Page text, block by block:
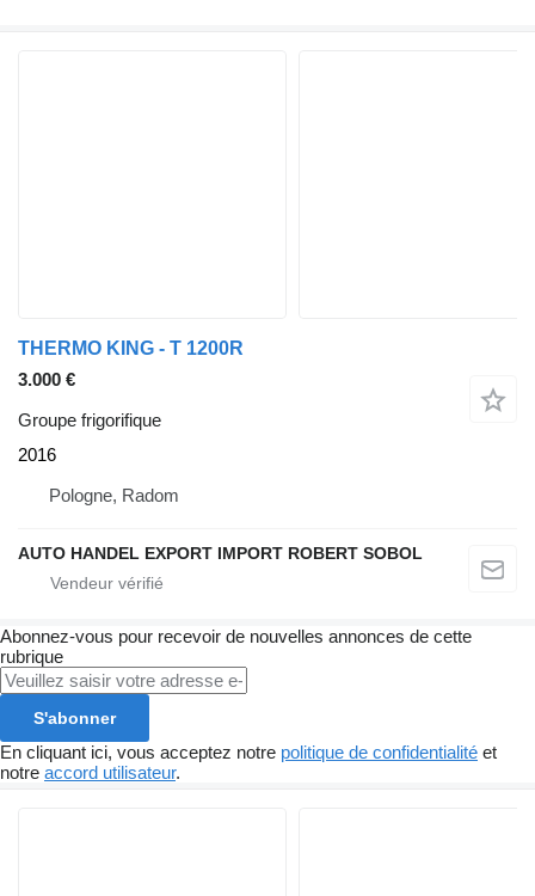
THERMO KING - T 1200R
3.000 €
Groupe frigorifique
2016
Pologne, Radom
AUTO HANDEL EXPORT IMPORT ROBERT SOBOL
Abonnez-vous pour recevoir de nouvelles annonces de cette
rubrique
S'abonner
En cliquant ici, vous acceptez notre politique de confidentialité et
notre accord utilisateur.